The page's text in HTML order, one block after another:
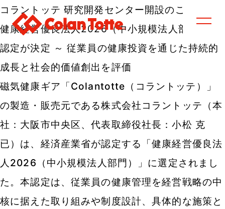
コラントッテ 研究開発センター開設のご案内
健康経営優良法人2026（中小規模法人部門）の
認定が決定 ～ 従業員の健康投資を通じた持続的
成長と社会的価値創出を評価
磁気健康ギア「Colantotte（コラントッテ）」
の製造・販売元である株式会社コラントッテ（本
社：大阪市中央区、代表取締役社長：小松 克
已）は、経済産業省が認定する「健康経営優良法
人2026（中小規模法人部門）」に選定されまし
た。本認定は、従業員の健康管理を経営戦略の中
核に据えた取り組みや制度設計、具体的な施策と